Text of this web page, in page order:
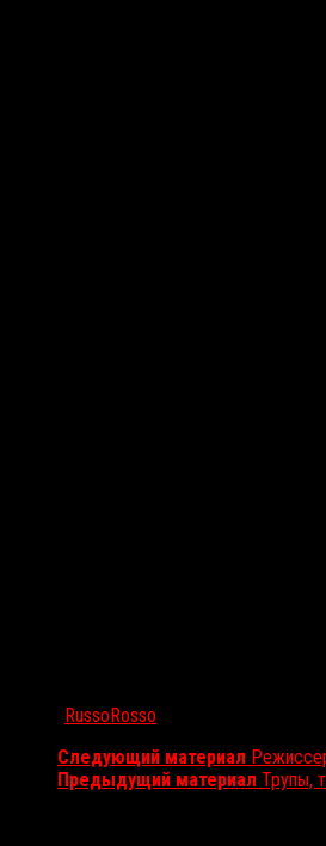
RussoRosso
Следующий материал
Предыдущий материал Трупы,